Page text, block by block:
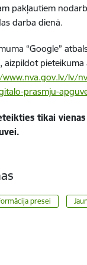
pakļautiem
darba dienā.
“Google”
aizpildot pieteikuma
lv/
prasmju-
tikai vienas
presei